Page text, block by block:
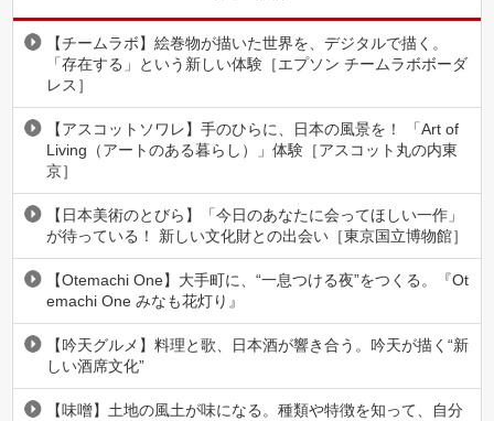
【チームラボ】絵巻物が描いた世界を、デジタルで描く。
「存在する」という新しい体験［エプソン チームラボボーダ
レス］
【アスコットソワレ】手のひらに、日本の風景を！ 「Art of
Living（アートのある暮らし）」体験［アスコット丸の内東
京］
【日本美術のとびら】「今日のあなたに会ってほしい一作」
が待っている！ 新しい文化財との出会い［東京国立博物館］
【Otemachi One】大手町に、“一息つける夜”をつくる。『Ot
emachi One みなも花灯り』
【吟天グルメ】料理と歌、日本酒が響き合う。吟天が描く“新
しい酒席文化”
【味噌】土地の風土が味になる。種類や特徴を知って、自分